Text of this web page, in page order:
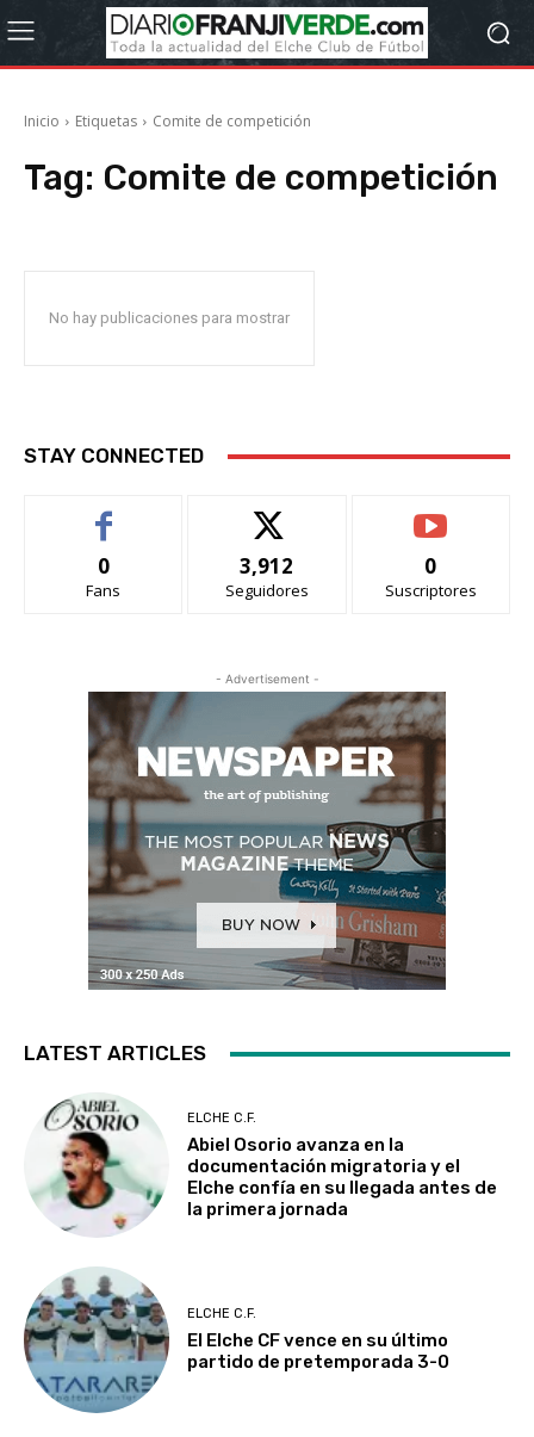
Inicio Etiquetas Comite de competición
Tag: Comite de competición
No hay publicaciones para mostrar
STAY CONNECTED
0
Fans
3,912
Seguidores
0
Suscriptores
- Advertisement -
LATEST ARTICLES
ELCHE C.F.
Abiel Osorio avanza en la
documentación migratoria y el
Elche confía en su llegada antes de
la primera jornada
ELCHE C.F.
El Elche CF vence en su último
partido de pretemporada 3-0